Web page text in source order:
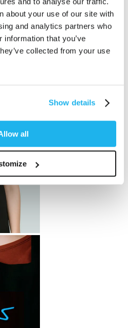
about your use of our site with
and analytics partners who
that you’ve
collected from your use
Show details
all
plastica monouso